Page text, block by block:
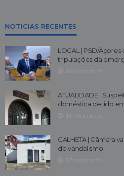
NOTICIAS RECENTES
LOCAL | PSD/
tripulações da
ATUALIDADE |
doméstica detido
CALHETA | Câmara
de vandalismo